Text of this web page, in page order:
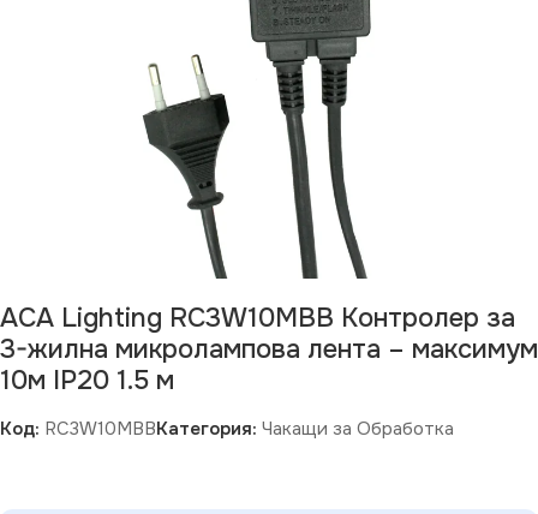
ACA Lighting RC3W10MBB Контролер за
3-жилна микролампова лента – максимум
10м IP20 1.5 м
Код: RC3W10MBBКатегория: Чакащи за Обработка